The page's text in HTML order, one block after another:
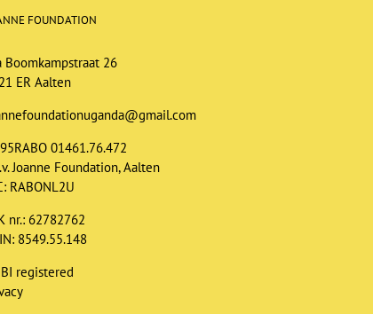
FOUNDATION
Boomkampstraat 26
ER Aalten
01461.76.472
Joanne Foundation, Aalten
RABONL2U
nr.: 62782762
8549.55.148
registered